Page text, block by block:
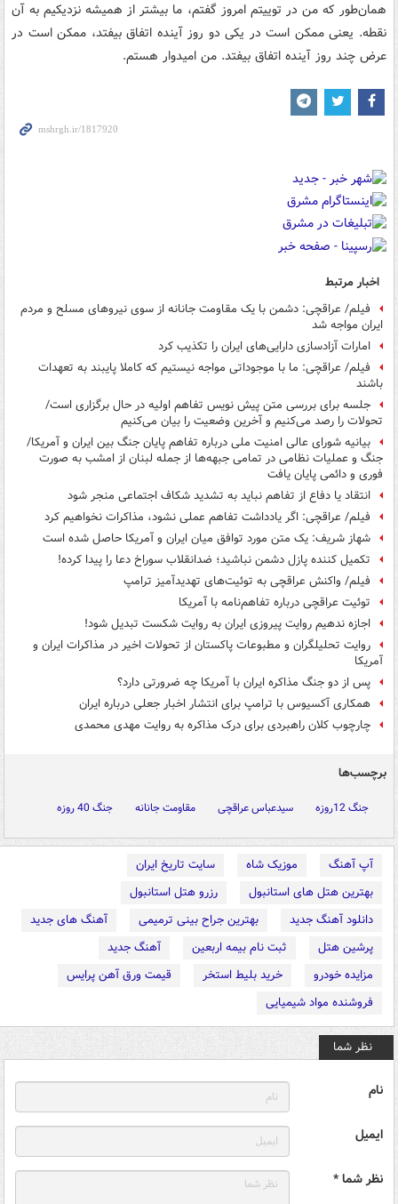
همان‌طور که من در توییتم امروز گفتم، ما بیشتر از همیشه نزدیکیم به آن
نقطه. یعنی ممکن است در یکی دو روز آینده اتفاق بیفتد، ممکن است در
عرض چند روز آینده اتفاق بیفتد. من امیدوار هستم.
اخبار مرتبط
فیلم/ عراقچی: دشمن با یک مقاومت جانانه از سوی نیروهای مسلح و مردم
ایران مواجه شد
امارات آزادسازی دارایی‌های ایران را تکذیب کرد
فیلم/ عراقچی: ما با موجوداتی مواجه نیستیم که کاملا پایبند به تعهدات
باشند
جلسه برای بررسی متن پیش نویس تفاهم اولیه در حال برگزاری است/
تحولات را رصد می‌کنیم و آخرین وضعیت را بیان می‌کنیم
بیانیه شورای عالی امنیت ملی درباره تفاهم پایان جنگ بین ایران و آمریکا/
جنگ و عملیات نظامی در تمامی جبهه‌ها از جمله لبنان از امشب به صورت
فوری و دائمی پایان یافت
انتقاد یا دفاع از تفاهم نباید به تشدید شکاف‌ اجتماعی منجر شود
فیلم/ عراقچی: اگر یادداشت تفاهم عملی نشود، مذاکرات نخواهیم کرد
شهاز شریف: یک متن مورد توافق میان ایران و آمریکا حاصل شده است
تکمیل کننده پازل دشمن نباشید؛ ضدانقلاب سوراخ دعا را پیدا کرده!
فیلم/ واکنش عراقچی به توئیت‌‎های تهدیدآمیز ترامپ
توئیت عراقچی درباره تفاهم‌نامه با آمریکا
اجازه ندهیم روایت پیروزی ایران به روایت شکست تبدیل شود!
روایت تحلیلگران و مطبوعات پاکستان از تحولات اخیر در مذاکرات ایران و
آمریکا
پس از دو جنگ مذاکره ایران با آمریکا چه ضرورتی دارد؟
همکاری آکسیوس با ترامپ برای انتشار اخبار جعلی درباره ایران
چارچوب کلان راهبردی برای درک مذاکره به روایت مهدی محمدی
برچسب‌ها
جنگ 12روزه سیدعباس عراقچی مقاومت جانانه جنگ 40 روزه
آپ آهنگ موزیک شاه
سایت تاریخ ایران
بهترین هتل های استانبول
رزرو هتل استانبول
دانلود آهنگ جدید
بهترین جراح بینی ترمیمی
آهنگ های جدید
پرشین هتل
ثبت نام بیمه اربعین
آهنگ جدید
مزایده خودرو
خرید بلیط استخر
قیمت ورق آهن پرایس
فروشنده مواد شیمیایی
نظر شما
نام
ایمیل
نظر شما *